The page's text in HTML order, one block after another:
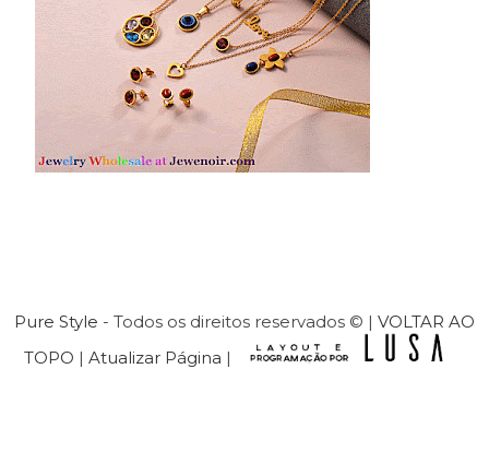
Pure Style - Todos os direitos reservados © | VOLTAR AO
TOPO | Atualizar Página |